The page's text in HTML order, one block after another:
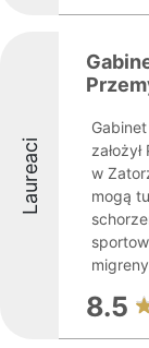
Laureaci
w
mogą
8.5